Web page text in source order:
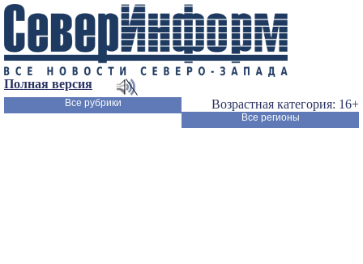
Полная версия
Возрастная категория: 16+
Все рубрики
Все регионы